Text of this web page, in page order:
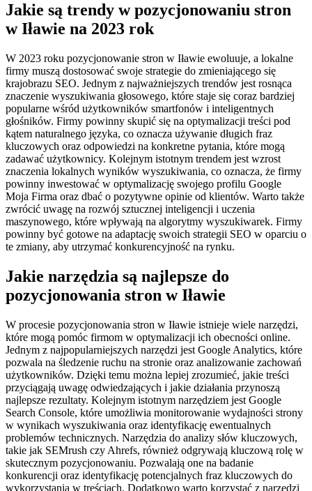
Jakie są trendy w pozycjonowaniu stron
w Iławie na 2023 rok
W 2023 roku pozycjonowanie stron w Iławie ewoluuje, a lokalne
firmy muszą dostosować swoje strategie do zmieniającego się
krajobrazu SEO. Jednym z najważniejszych trendów jest rosnąca
znaczenie wyszukiwania głosowego, które staje się coraz bardziej
popularne wśród użytkowników smartfonów i inteligentnych
głośników. Firmy powinny skupić się na optymalizacji treści pod
kątem naturalnego języka, co oznacza używanie długich fraz
kluczowych oraz odpowiedzi na konkretne pytania, które mogą
zadawać użytkownicy. Kolejnym istotnym trendem jest wzrost
znaczenia lokalnych wyników wyszukiwania, co oznacza, że firmy
powinny inwestować w optymalizację swojego profilu Google
Moja Firma oraz dbać o pozytywne opinie od klientów. Warto także
zwrócić uwagę na rozwój sztucznej inteligencji i uczenia
maszynowego, które wpływają na algorytmy wyszukiwarek. Firmy
powinny być gotowe na adaptację swoich strategii SEO w oparciu o
te zmiany, aby utrzymać konkurencyjność na rynku.
Jakie narzędzia są najlepsze do
pozycjonowania stron w Iławie
W procesie pozycjonowania stron w Iławie istnieje wiele narzędzi,
które mogą pomóc firmom w optymalizacji ich obecności online.
Jednym z najpopularniejszych narzędzi jest Google Analytics, które
pozwala na śledzenie ruchu na stronie oraz analizowanie zachowań
użytkowników. Dzięki temu można lepiej zrozumieć, jakie treści
przyciągają uwagę odwiedzających i jakie działania przynoszą
najlepsze rezultaty. Kolejnym istotnym narzędziem jest Google
Search Console, które umożliwia monitorowanie wydajności strony
w wynikach wyszukiwania oraz identyfikację ewentualnych
problemów technicznych. Narzędzia do analizy słów kluczowych,
takie jak SEMrush czy Ahrefs, również odgrywają kluczową rolę w
skutecznym pozycjonowaniu. Pozwalają one na badanie
konkurencji oraz identyfikację potencjalnych fraz kluczowych do
wykorzystania w treściach. Dodatkowo warto korzystać z narzędzi